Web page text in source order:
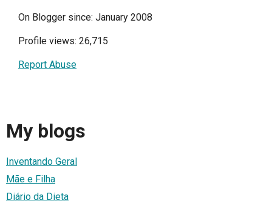
On Blogger since: January 2008
Profile views: 26,715
Report Abuse
My blogs
Inventando Geral
Mãe e Filha
Diário da Dieta